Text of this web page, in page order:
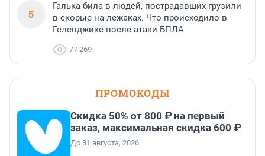
5
Галька била в людей, пострадавших грузили
в скорые на лежаках. Что происходило в
Геленджике после атаки БПЛА
77 269
ПРОМОКОДЫ
Скидка 50% от 800 ₽ на первый
заказ, максимальная скидка 600 ₽
До 31 августа, 2026